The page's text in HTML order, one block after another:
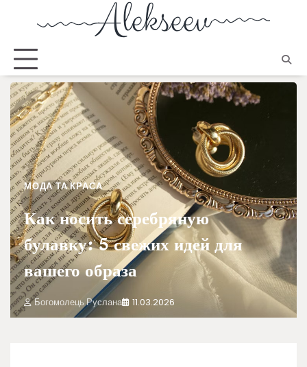
МОДА ТА КРАСА
Как носить серебряную
булавку: 5 свежих идей для
вашего образа
Богомолець Руслана 11.03.2026